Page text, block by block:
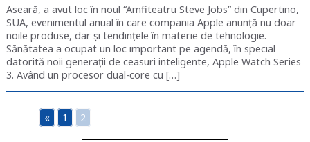
Aseară, a avut loc în noul “Amfiteatru Steve Jobs” din Cupertino,
SUA, evenimentul anual în care compania Apple anunță nu doar
noile produse, dar și tendințele în materie de tehnologie.
Sănătatea a ocupat un loc important pe agendă, în special
datorită noii generații de ceasuri inteligente, Apple Watch Series
3. Având un procesor dual-core cu […]
« 1 2